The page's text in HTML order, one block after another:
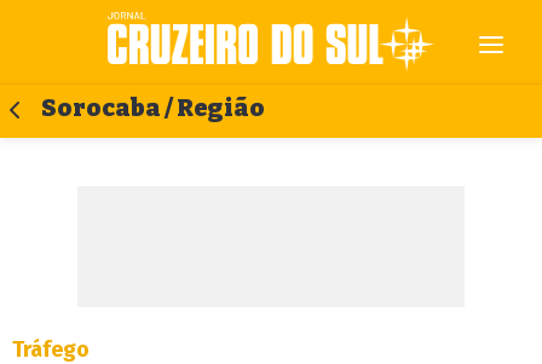
Sorocaba / Região
Tráfego